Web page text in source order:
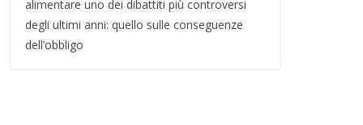
alimentare uno dei dibattiti più controversi
degli ultimi anni: quello sulle conseguenze
dell’obbligo